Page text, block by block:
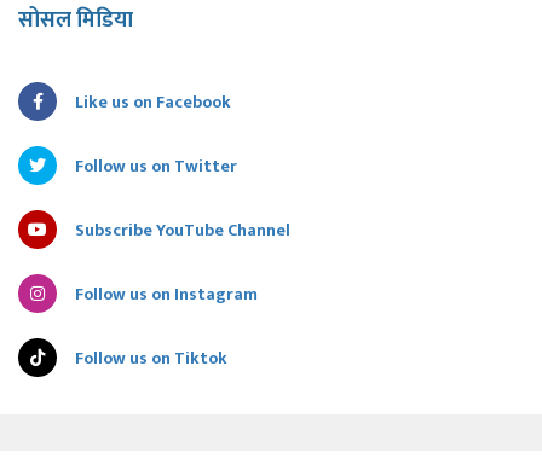
सोसल मिडिया
Like us on Facebook
Follow us on Twitter
Subscribe YouTube Channel
Follow us on Instagram
Follow us on Tiktok